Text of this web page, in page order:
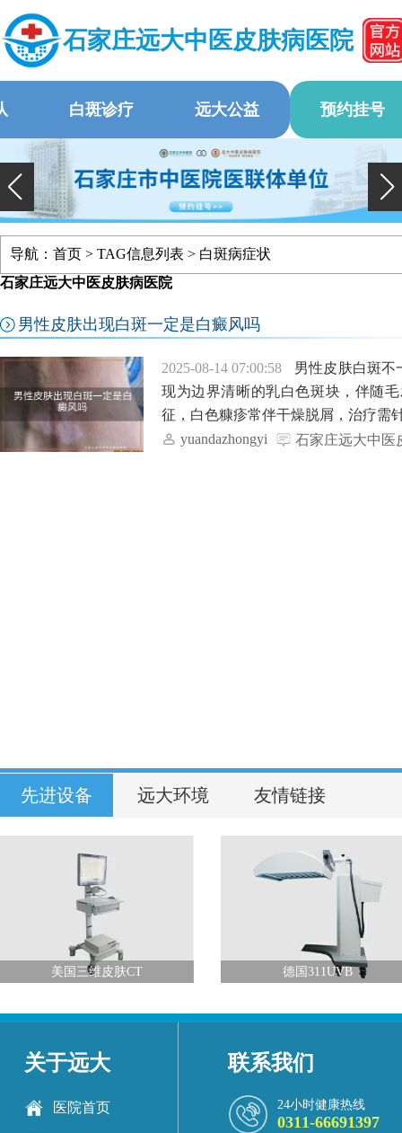
石家庄远大中医皮肤病医院
白斑诊疗 远大公益 预约挂号
导航： 首页 > TAG信息列表 > 白斑病症状
石家庄远大中医皮肤病医院
男性皮肤出现白斑一定是白癜风吗
2025-08-14 07:00:58
男性皮肤白斑不
现为边界清晰的乳白色斑块，伴随
征，白色糠疹常伴干燥脱屑，治疗需
yuandazhongyi
石家庄远大中医
先进设备 远大环境 友情链接
美国三维皮肤CT 德国311UVB
关于远大
医院首页
联系我们
24小时健康热线
0311-66691397